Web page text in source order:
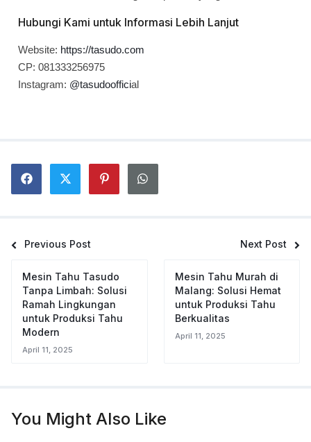
Hubungi Kami untuk Informasi Lebih Lanjut
Website: https://tasudo.com
CP: 081333256975
Instagram: @tasudoofficial
Previous Post Next Post
Mesin Tahu Tasudo
Tanpa Limbah: Solusi
Ramah Lingkungan
untuk Produksi Tahu
Modern
April 11, 2025
Mesin Tahu Murah di
Malang: Solusi Hemat
untuk Produksi Tahu
Berkualitas
April 11, 2025
You Might Also Like